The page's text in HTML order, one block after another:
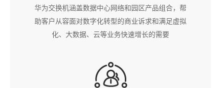
华为交换机涵盖数据中心网络和园区产品组合，帮
助客户从容面对数字化转型的商业诉求和满足虚拟
化、大数据、云等业务快速增长的需要